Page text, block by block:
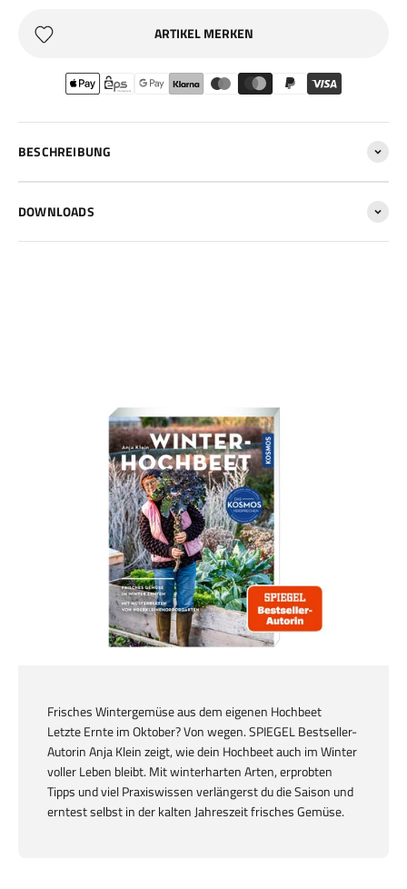
ARTIKEL MERKEN
BESCHREIBUNG
DOWNLOADS
Frisches Wintergemüse aus dem eigenen Hochbeet
Letzte Ernte im Oktober? Von wegen. SPIEGEL Bestseller-
Autorin Anja Klein zeigt, wie dein Hochbeet auch im Winter
voller Leben bleibt. Mit winterharten Arten, erprobten
Tipps und viel Praxiswissen verlängerst du die Saison und
erntest selbst in der kalten Jahreszeit frisches Gemüse.